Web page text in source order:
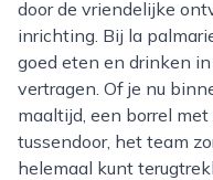
door de vriendelijke
inrichting. Bij la
goed eten en drinken
vertragen. Of je nu
maaltijd, een borrel
tussendoor, het team
helemaal kunt